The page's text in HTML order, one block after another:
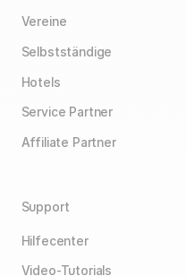
Vereine
Selbstständige
Hotels
Service Partner
Affiliate Partner
Support
Hilfecenter
Video-Tutorials